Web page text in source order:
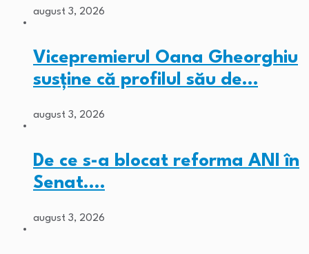
august 3, 2026
Vicepremierul Oana Gheorghiu
susține că profilul său de…
august 3, 2026
De ce s-a blocat reforma ANI în
Senat.…
august 3, 2026